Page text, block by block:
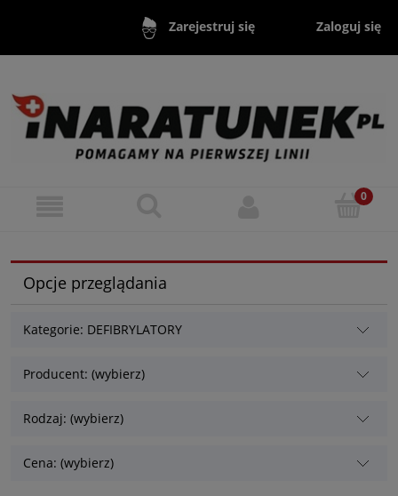
Zarejestruj się Zaloguj się
Opcje przeglądania
Kategorie: DEFIBRYLATORY
Producent: (wybierz)
Rodzaj: (wybierz)
Cena: (wybierz)